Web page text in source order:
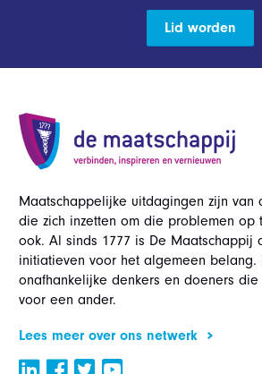
Lid worden
Maatschappelijke uitdagingen zijn van
die zich inzetten om die problemen op
ook. Al sinds 1777 is De Maatschappij
initiatieven voor het algemeen belang.
onafhankelijke denkers en doeners
voor een ander.
Lees meer over ons netwerk